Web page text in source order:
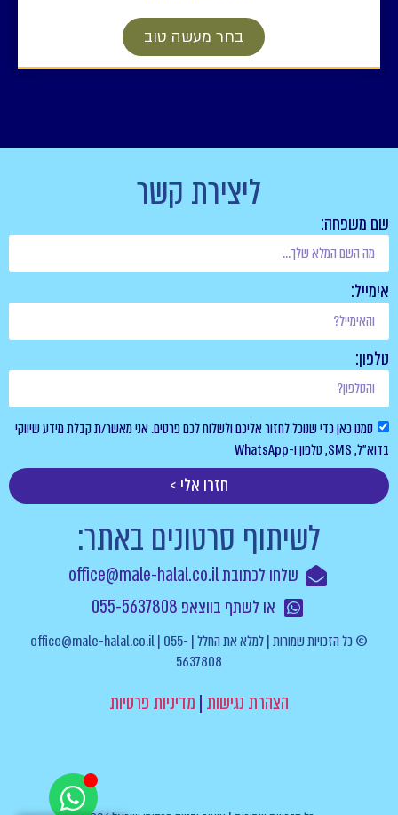
בחר מעשה טוב
ליצירת קשר
שם משפחה:
אימייל:
טלפון:
סמנו כאן כדי שנוכל לחזור אליכם ולשלוח לכם פרטים. אני מאשר/ת קבלת מידע שיווקי
בדוא”ל, SMS, טלפון ו-WhatsApp
חזרו אלי >
לשיתוף סרטונים באתר:
שלחו לכתובת office@male-halal.co.il
או לשתף בווצאפ 055-5637808
© כל הזכויות שמורות | למלא את החלל | office@male-halal.co.il | 055-
5637808
הצהרת נגישות | מדיניות פרטיות